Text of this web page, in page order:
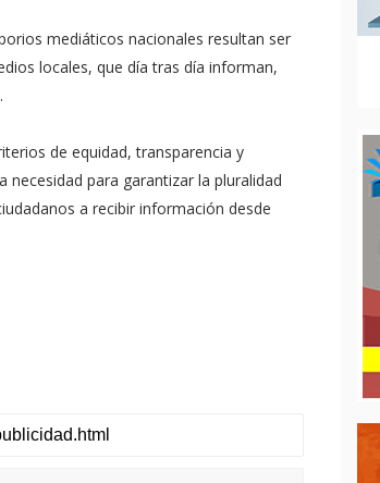
mediáticos nacionales resultan ser
locales, que día tras día informan,
de equidad, transparencia y
para garantizar la pluralidad
a recibir información desde